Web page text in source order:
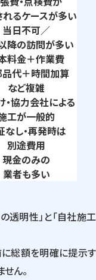
れるケースが多い
当日不可／
降の訪問が多い
料金＋作業費
品代＋時間加算
など複雑
・協力会社による
工が一般的
なし・再発時は
別途費用
現金のみの
業者も多い
透明性」と「自社施工
に総額を明確に提示す
ん。